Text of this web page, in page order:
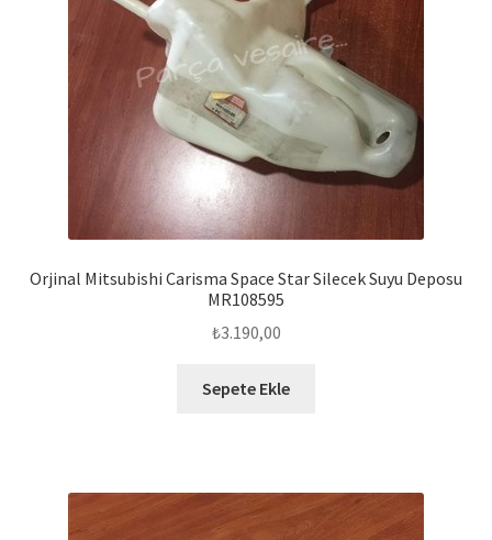
Orjinal Mitsubishi Carisma Space Star Silecek Suyu Deposu
MR108595
₺3.190,00
Sepete Ekle